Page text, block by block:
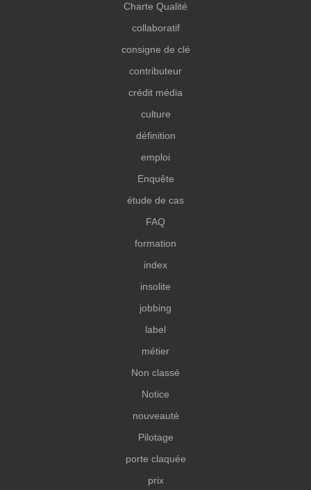
Charte Qualité
collaboratif
consigne de clé
contributeur
crédit média
culture
définition
emploi
Enquête
étude de cas
FAQ
formation
index
insolite
jobbing
label
métier
Non classé
Notice
nouveauté
Pilotage
porte claquée
prix